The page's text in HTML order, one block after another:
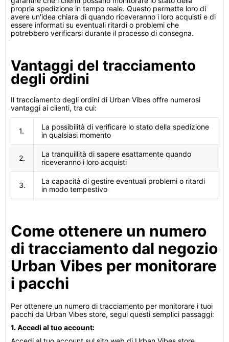
propria spedizione in tempo reale. Questo permette loro di
avere un'idea chiara di quando riceveranno i loro acquisti e di
essere informati su eventuali ritardi o problemi che
potrebbero verificarsi durante il processo di consegna.
Vantaggi del tracciamento
degli ordini
Il tracciamento degli ordini di Urban Vibes offre numerosi
vantaggi ai clienti, tra cui:
1.
La possibilità di verificare lo stato della spedizione
in qualsiasi momento
2.
La tranquillità di sapere esattamente quando
riceveranno i loro acquisti
3.
La capacità di gestire eventuali problemi o ritardi
in modo tempestivo
Come ottenere un numero
di tracciamento dal negozio
Urban Vibes per monitorare
i pacchi
Per ottenere un numero di tracciamento per monitorare i tuoi
pacchi da Urban Vibes store, segui questi semplici passaggi:
1. Accedi al tuo account: